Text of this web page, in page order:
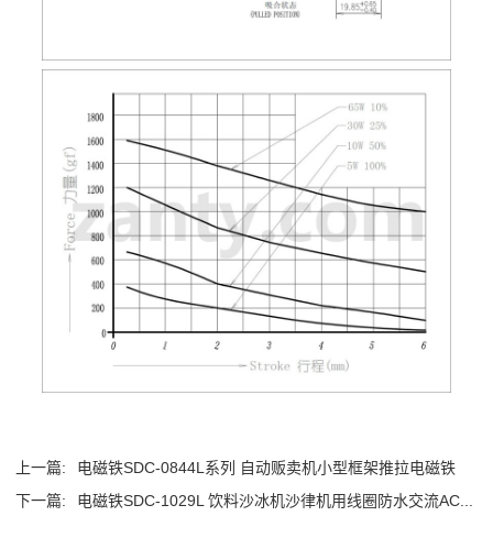
上一篇:
电磁铁SDC-0844L系列 自动贩卖机小型框架推拉电磁铁
下一篇:
电磁铁SDC-1029L 饮料沙冰机沙律机用线圈防水交流AC...